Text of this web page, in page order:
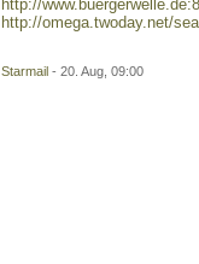
http://
http://omega.twoday.net/
Starmail - 20. Aug, 09:00